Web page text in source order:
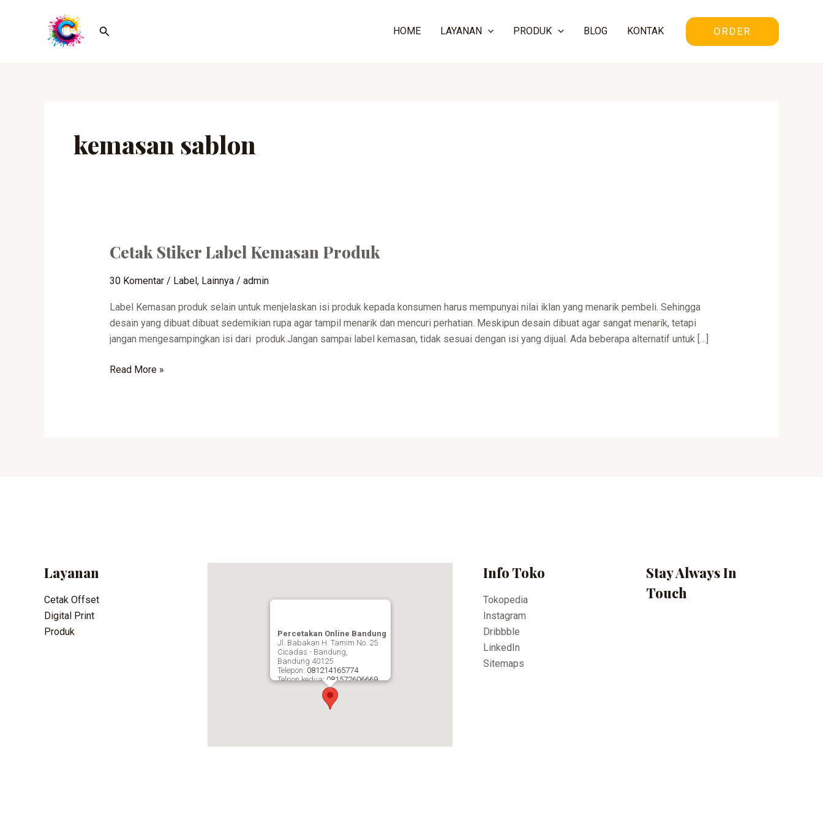
Cari HOME LAYANAN PRODUK BLOG KONTAK ORDER
kemasan sablon
Cetak Stiker Label Kemasan Produk
30 Komentar / Label, Lainnya/ admin
Label Kemasan produk selain untuk menjelaskan isi produk kepada konsumen harus mempunyai nilai iklan yang menarik pembeli. Sehingga
desain yang dibuat dibuat sedemikian rupa agar tampil menarik dan mencuri perhatian. Meskipun desain dibuat agar sangat menarik, tetapi
jangan mengesampingkan isi dari produk.Jangan sampai label kemasan, tidak sesuai dengan isi yang dijual. Ada beberapa alternatif untuk […]
Cetak
Label
Produk
Read More »
Layanan
Cetak Offset
Digital Print
Produk
Percetakan Online Bandung
Jl. Babakan H. Tamim No. 25
Cicadas - Bandung,
Bandung 40125
Telepon: 081214165774
Telpon kedua: 081572606669
Percetakan Online Bandung
Info Toko
Tokopedia
Instagram
Dribbble
LinkedIn
Sitemaps
Stay Always In
Touch